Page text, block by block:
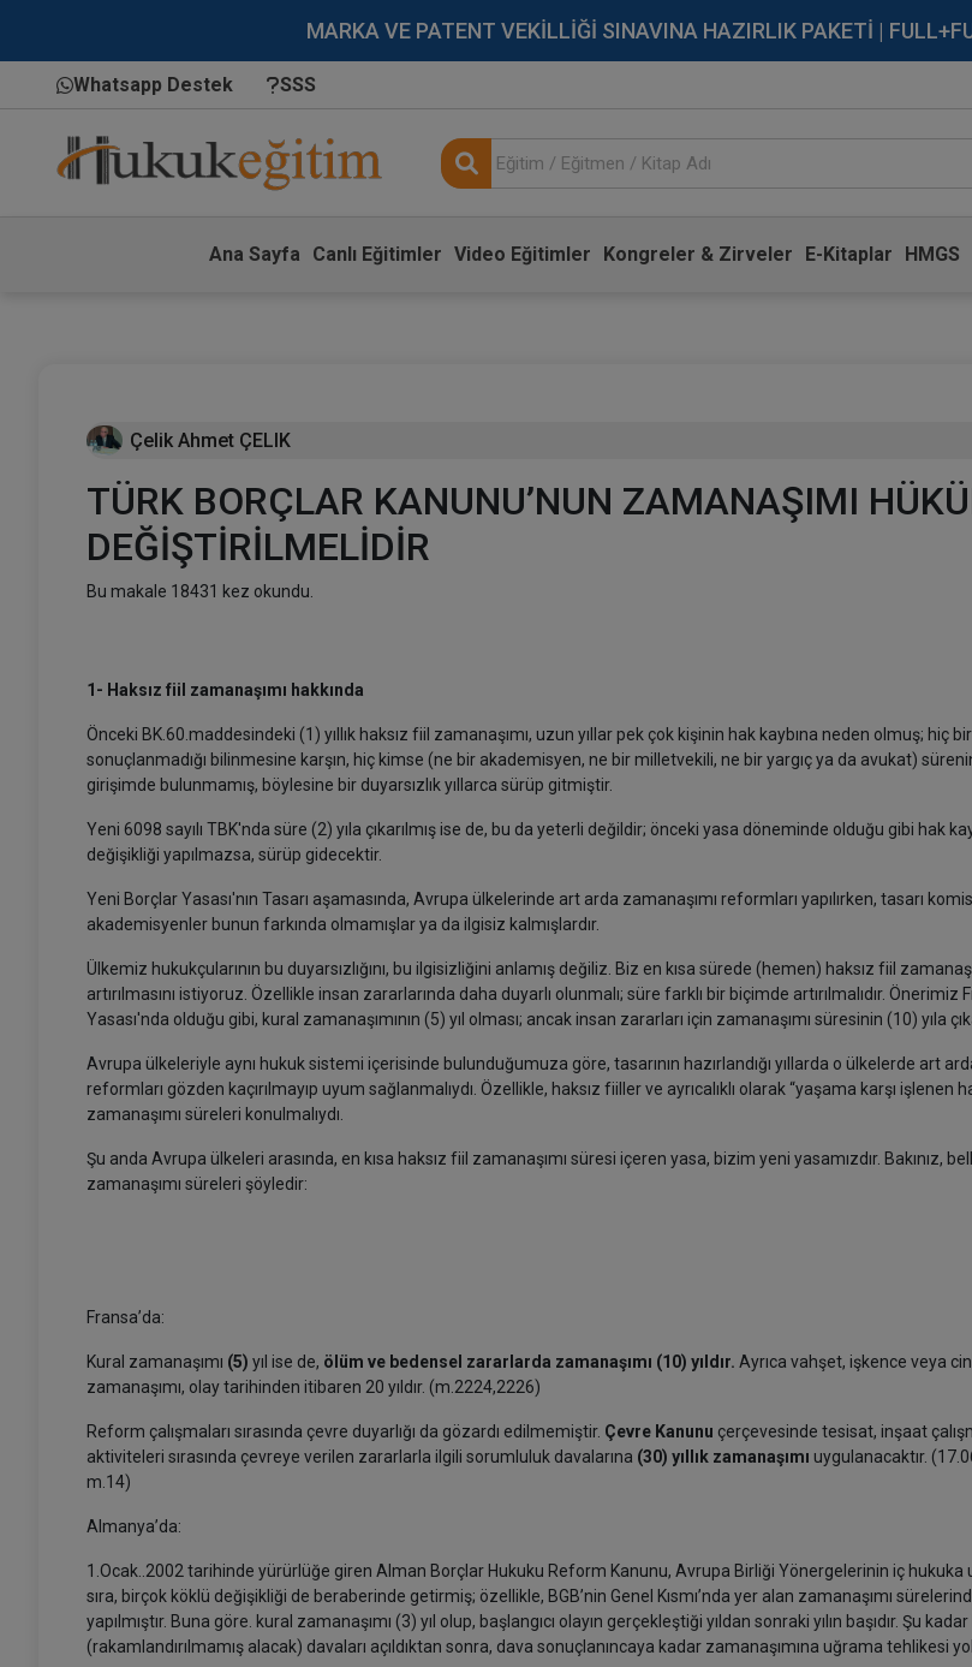
MARKA VE PATENT VEKİLLİĞİ SINAVINA HAZIRLIK PAKETİ |
Whatsapp Destek SSS
Ana Sayfa Canlı Eğitimler Video Eğitimler Kongreler & Zirveler E-Kitaplar HMGS
Çelik Ahmet ÇELIK
TÜRK BORÇLAR KANUNU’NUN ZAMANAŞIMI
DEĞİŞTİRİLMELİDİR
Bu makale 18431 kez okundu.
1- Haksız fiil zamanaşımı hakkında
Önceki BK.60.maddesindeki (1) yıllık haksız fiil zamanaşımı, uzun yıllar pek çok kişinin hak kaybına neden olmuş; hiç bir
sonuçlanmadığı bilinmesine karşın, hiç kimse (ne bir akademisyen, ne bir milletvekili, ne bir yargıç ya da avukat)
girişimde bulunmamış, böylesine bir duyarsızlık yıllarca sürüp gitmiştir.
Yeni 6098 sayılı TBK'nda süre (2) yıla çıkarılmış ise de, bu da yeterli değildir; önceki yasa döneminde olduğu gibi hak
değişikliği yapılmazsa, sürüp gidecektir.
Yeni Borçlar Yasası'nın Tasarı aşamasında, Avrupa ülkelerinde art arda zamanaşımı reformları yapılırken, tasarı
akademisyenler bunun farkında olmamışlar ya da ilgisiz kalmışlardır.
Ülkemiz hukukçularının bu duyarsızlığını, bu ilgisizliğini anlamış değiliz. Biz en kısa sürede (hemen) haksız fiil
artırılmasını istiyoruz. Özellikle insan zararlarında daha duyarlı olunmalı; süre farklı bir biçimde artırılmalıdır. Önerimiz
Yasası'nda olduğu gibi, kural zamanaşımının (5) yıl olması; ancak insan zararları için zamanaşımı süresinin (10) yıla
Avrupa ülkeleriyle aynı hukuk sistemi içerisinde bulunduğumuza göre, tasarının hazırlandığı yıllarda o ülkelerde art
reformları gözden kaçırılmayıp uyum sağlanmalıydı. Özellikle, haksız fiiller ve ayrıcalıklı olarak “yaşama karşı işlenen
zamanaşımı süreleri konulmalıydı.
Şu anda Avrupa ülkeleri arasında, en kısa haksız fiil zamanaşımı süresi içeren yasa, bizim yeni yasamızdır. Bakınız,
zamanaşımı süreleri şöyledir:
Fransa’da:
Kural zamanaşımı (5) yıl ise de, ölüm ve bedensel zararlarda zamanaşımı (10) yıldır. Ayrıca vahşet, işkence veya
zamanaşımı, olay tarihinden itibaren 20 yıldır. (m.2224,2226)
Reform çalışmaları sırasında çevre duyarlığı da gözardı edilmemiştir. Çevre Kanunu çerçevesinde tesisat, inşaat
aktiviteleri sırasında çevreye verilen zararlarla ilgili sorumluluk davalarına (30) yıllık zamanaşımı uygulanacaktır.
m.14)
Almanya’da:
1.Ocak..2002 tarihinde yürürlüğe giren Alman Borçlar Hukuku Reform Kanunu, Avrupa Birliği Yönergelerinin iç hukuka
sıra, birçok köklü değişikliği de beraberinde getirmiş; özellikle, BGB’nin Genel Kısmı’nda yer alan zamanaşımı
yapılmıştır. Buna göre. kural zamanaşımı (3) yıl olup, başlangıcı olayın gerçekleştiği yıldan sonraki yılın başıdır. Şu
(rakamlandırılmamış alacak) davaları açıldıktan sonra, dava sonuçlanıncaya kadar zamanaşımına uğrama tehlikesi